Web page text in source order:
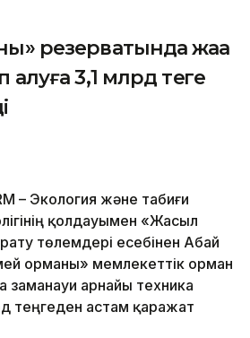
резерватында жаңа
3,1 млрд теңге
– Экология және табиғи
қолдауымен «Жасыл
төлемдері есебінен Абай
орманы» мемлекеттік орман
заманауи арнайы техника
теңгеден астам қаражат